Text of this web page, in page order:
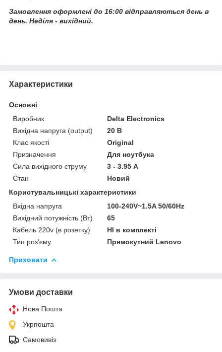
Замовлення оформлені до 16:00 відправляються день в
день. Неділя - вихідний.
Характеристики
Основні
Виробник
Delta Electronics
Вихідна напруга (output)
20 В
Клас якості
Original
Призначення
Для ноутбука
Сила вихідного струму
3 - 3.95 А
Стан
Новий
Користувальницькі характеристики
Вхідна напруга
100-240V~1.5A 50/60Hz
Вихідний потужність (Вт)
65
Кабель 220v (в розетку)
НІ в комплекті
Тип роз'єму
Прямокутний Lenovo
Приховати
Умови доставки
Нова Пошта
Укрпошта
Самовивіз